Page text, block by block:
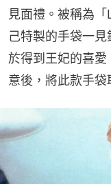
見面禮。被稱為
己特製的手袋一
於得到王妃的喜
意後，將此款手